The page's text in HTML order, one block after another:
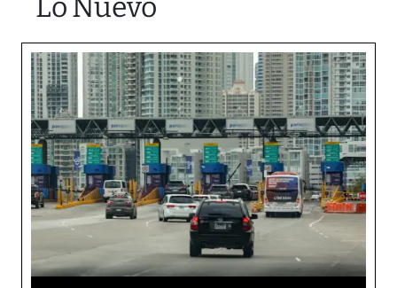
Lo Nuevo